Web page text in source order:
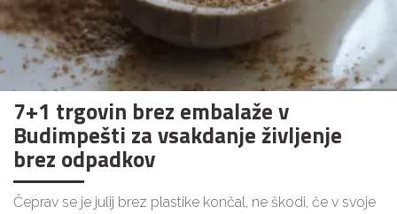
7+1 trgovin brez embalaže v
Budimpešti za vsakdanje življenje
brez odpadkov
Čeprav se je julij brez plastike končal, ne škodi, če v svoje